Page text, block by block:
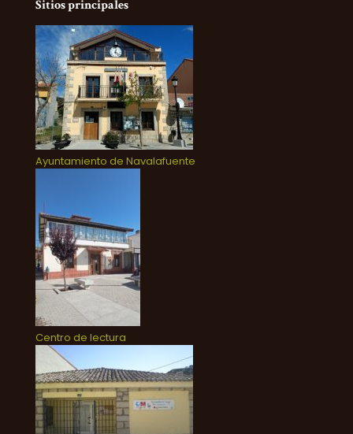
Sitios principales
Ayuntamiento de Navalafuente
Centro de lectura